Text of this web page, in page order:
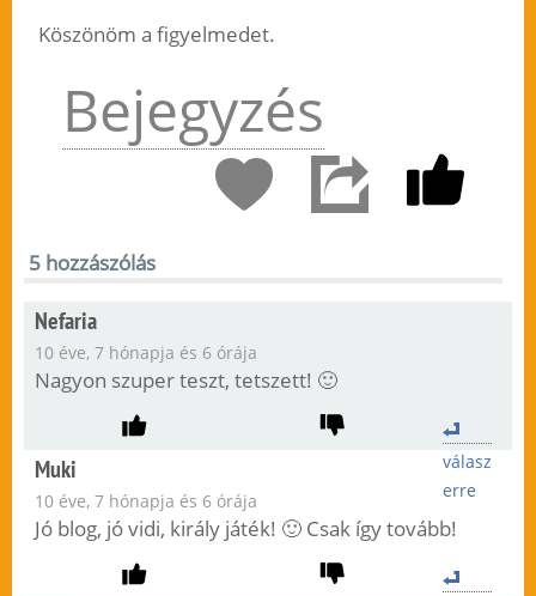
Köszönöm a figyelmedet.
Bejegyzés
5 hozzászólás
Nefaria
10 éve, 7 hónapja és 6 órája
Nagyon szuper teszt, tetszett! 🙂
válasz
erre
Muki
10 éve, 7 hónapja és 6 órája
Jó blog, jó vidi, király játék! 🙂 Csak így tovább!